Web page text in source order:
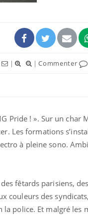
| |Commenter
Pride ! ». Sur un
Les formations
à pleine sono.
fêtards parisiens,
couleurs des
police. Et malgré les